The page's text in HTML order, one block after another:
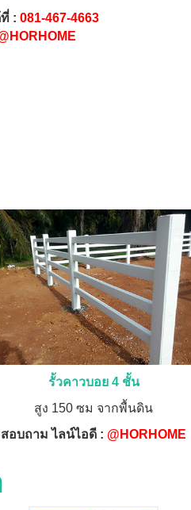
: 081-467-4663
รั้วคาวบอย 4 ชั้น
สูง 150 ซม จากพื้นดิน
สอบถาม ไลน์ไอดี : @HORHOME